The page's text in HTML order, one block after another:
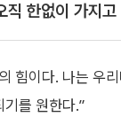
한없이 가지고
힘이다. 나는 우
를 원한다.”